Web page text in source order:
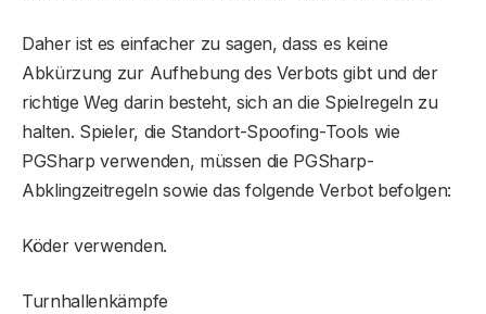
Daher ist es einfacher zu sagen, dass es keine
Abkürzung zur Aufhebung des Verbots gibt und der
richtige Weg darin besteht, sich an die Spielregeln zu
halten. Spieler, die Standort-Spoofing-Tools wie
PGSharp verwenden, müssen die PGSharp-
Abklingzeitregeln sowie das folgende Verbot befolgen:
Köder verwenden.
Turnhallenkämpfe